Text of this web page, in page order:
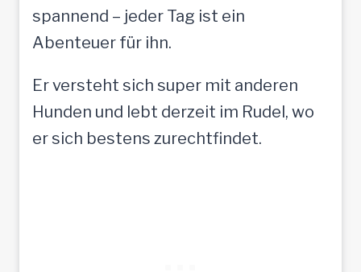
spannend – jeder Tag ist ein
Abenteuer für ihn.
Er versteht sich super mit anderen
Hunden und lebt derzeit im Rudel, wo
er sich bestens zurechtfindet.